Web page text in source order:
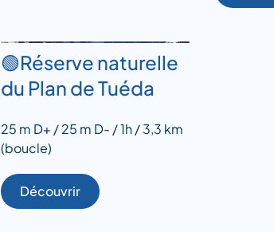
🟢Réserve naturelle
du Plan de Tuéda
25 m D+ / 25 m D- / 1h / 3,3 km
(boucle)
Découvrir